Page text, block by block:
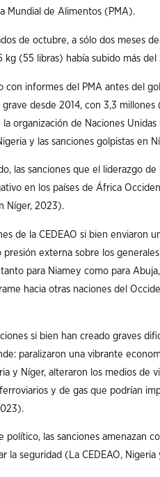
Mundial de Alimentos (PMA).
de octubre, a sólo dos meses
kg (55 libras) había subido más del
con informes del PMA antes del
grave desde 2014, con 3,3
la organización de Naciones
y las sanciones golpistas en
las sanciones que el liderazgo
en los países de África
Níger, 2023).
de la CEDEAO si bien
presión externa sobre los
para Niamey como para
hacia otras naciones del
si bien han creado graves
paralizaron una vibrante
y Níger, alteraron los medios de
y de gas que podrían
político, las sanciones amenazan
la seguridad (La CEDEAO,